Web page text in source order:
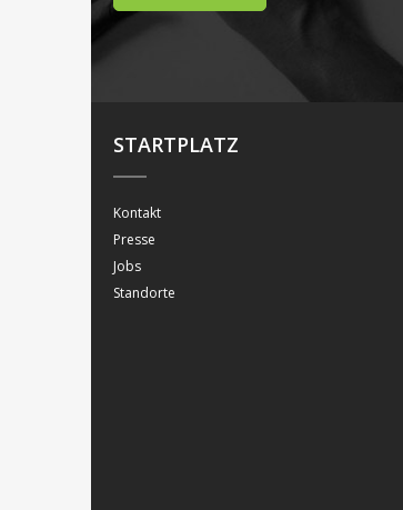
STARTPLATZ
Kontakt
Presse
Jobs
Standorte